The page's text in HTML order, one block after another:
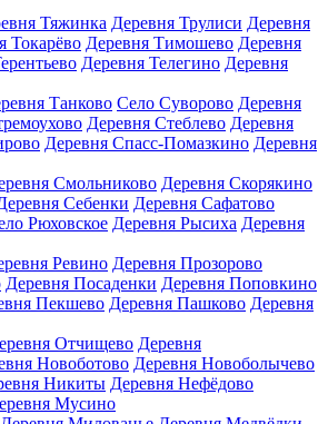
Тяжинка Деревня Трулиси Деревня
Токарёво Деревня Тимошево Деревня
Деревня Телегино Деревня
Танково Село Суворово Деревня
Деревня Стеблево Деревня
Деревня Спасс-Помазкино Деревня
Смольниково Деревня Скорякино
Себенки Деревня Сафатово
Рюховское Деревня Рысиха Деревня
Ревино Деревня Прозорово
Деревня Посаденки Деревня Поповкино
Пекшево Деревня Пашково Деревня
Отчищево Деревня
Новоботово Деревня Новоболычево
Никиты Деревня Нефёдово
Мусино